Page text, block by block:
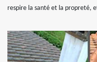
respire la santé et la propreté,